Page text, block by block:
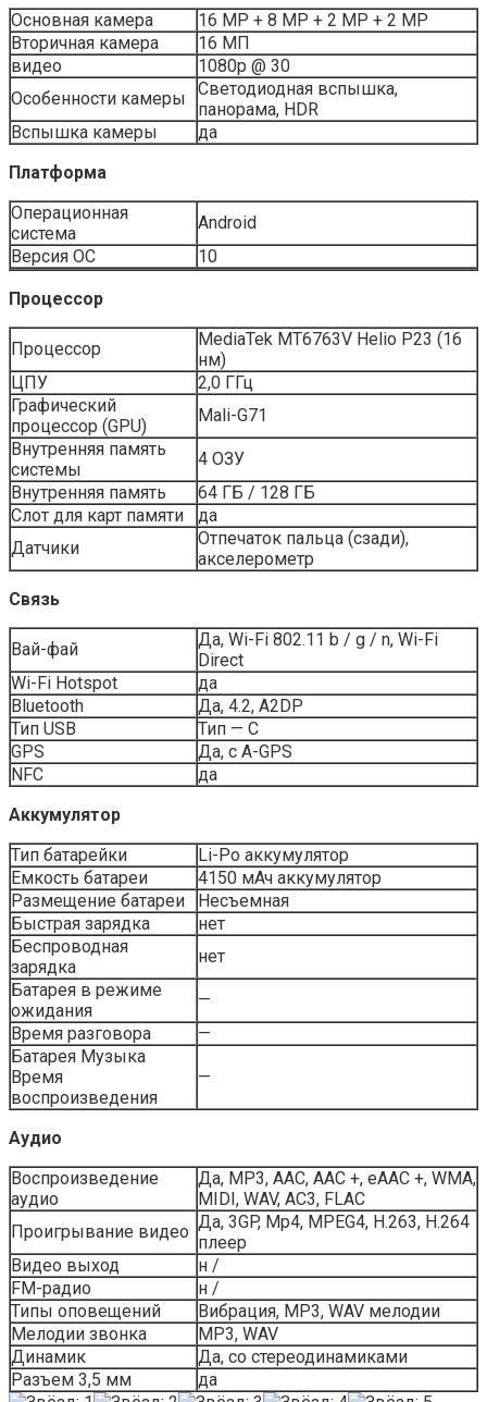
Основная камера
16 MP + 8 MP + 2 MP + 2 MP
Вторичная камера
16 МП
видео
1080p @ 30
Особенности камеры
Светодиодная вспышка,
панорама, HDR
Вспышка камеры
да
Платформа
Операционная
система
Android
Версия ОС
10
Процессор
Процессор
MediaTek MT6763V Helio P23 (16
нм)
ЦПУ
2,0 ГГц
Графический
процессор (GPU)
Mali-G71
Внутренняя память
системы
4 ОЗУ
Внутренняя память
64 ГБ / 128 ГБ
Слот для карт памяти
да
Датчики
Отпечаток пальца (сзади),
акселерометр
Связь
Вай-фай
Да, Wi-Fi 802.11 b / g / n, Wi-Fi
Direct
Wi-Fi Hotspot
да
Bluetooth
Да, 4.2, A2DP
Тип USB
Тип — С
GPS
Да, с A-GPS
NFC
да
Аккумулятор
Тип батарейки
Li-Po аккумулятор
Емкость батареи
4150 мАч аккумулятор
Размещение батареи
Несъемная
Быстрая зарядка
нет
Беспроводная
зарядка
нет
Батарея в режиме
ожидания
—
Время разговора
—
Батарея Музыка
Время
воспроизведения
—
Аудио
Воспроизведение
аудио
Да, MP3, AAC, AAC +, eAAC +, WMA,
MIDI, WAV, AC3, FLAC
Проигрывание видео Да, 3GP, Mp4, MPEG4, H.263, H.264
плеер
Видео выход
н /
FM-радио
н /
Типы оповещений
Вибрация, MP3, WAV мелодии
Мелодии звонка
MP3, WAV
Динамик
Да, со стереодинамиками
Разъем 3,5 мм
да